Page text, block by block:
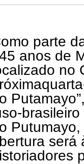
parte
anos de
no
quarta
será